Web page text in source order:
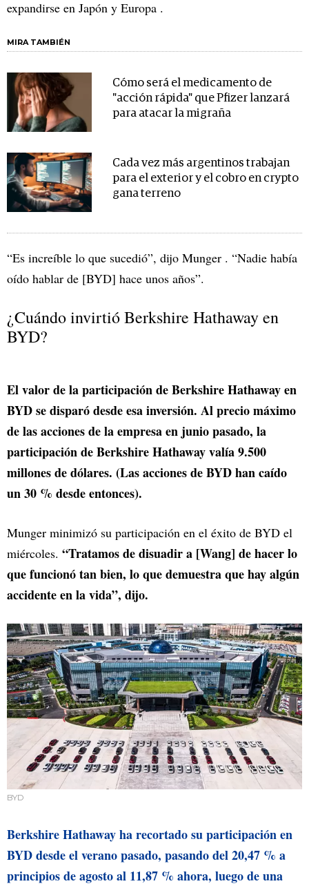
expandirse en Japón y Europa .
MIRA TAMBIÉN
Cómo será el medicamento de
"acción rápida" que Pfizer lanzará
para atacar la migraña
Cada vez más argentinos trabajan
para el exterior y el cobro en crypto
gana terreno
“Es increíble lo que sucedió”, dijo Munger . “Nadie había
oído hablar de [BYD] hace unos años”.
¿Cuándo invirtió Berkshire Hathaway en
BYD?
El valor de la participación de Berkshire Hathaway en
BYD se disparó desde esa inversión. Al precio máximo
de las acciones de la empresa en junio pasado, la
participación de Berkshire Hathaway valía 9.500
millones de dólares. (Las acciones de BYD han caído
un 30 % desde entonces).
Munger minimizó su participación en el éxito de BYD el
miércoles. “Tratamos de disuadir a [Wang] de hacer lo
que funcionó tan bien, lo que demuestra que hay algún
accidente en la vida”, dijo.
BYD
Berkshire Hathaway ha recortado su participación en
BYD desde el verano pasado, pasando del 20,47 % a
principios de agosto al 11,87 % ahora, luego de una